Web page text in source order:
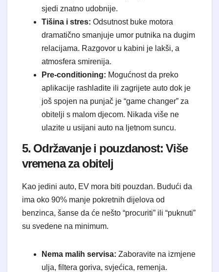
sjedi znatno udobnije.
Tišina i stres: Odsutnost buke motora
dramatično smanjuje umor putnika na dugim
relacijama. Razgovor u kabini je lakši, a
atmosfera smirenija.
Pre-conditioning: Mogućnost da preko
aplikacije rashladite ili zagrijete auto dok je
još spojen na punjač je “game changer” za
obitelji s malom djecom. Nikada više ne
ulazite u usijani auto na ljetnom suncu.
5. Održavanje i pouzdanost: Više
vremena za obitelj
Kao jedini auto, EV mora biti pouzdan. Budući da
ima oko 90% manje pokretnih dijelova od
benzinca, šanse da će nešto “procuriti” ili “puknuti”
su svedene na minimum.
Nema malih servisa: Zaboravite na izmjene
ulja, filtera goriva, svjećica, remenja.